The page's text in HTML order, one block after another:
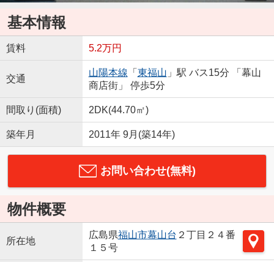
基本情報
賃料 5.2万円
交通
山陽本線 「 東福山 」駅 バス15分 「幕山
商店街」 停歩5分
間取り(面積) 2DK(44.70㎡)
築年月 2011年 9月(築14年)
お問い合わせ(無料)
物件概要
所在地
広島県福山市幕山台 ２丁目２４番
１５号